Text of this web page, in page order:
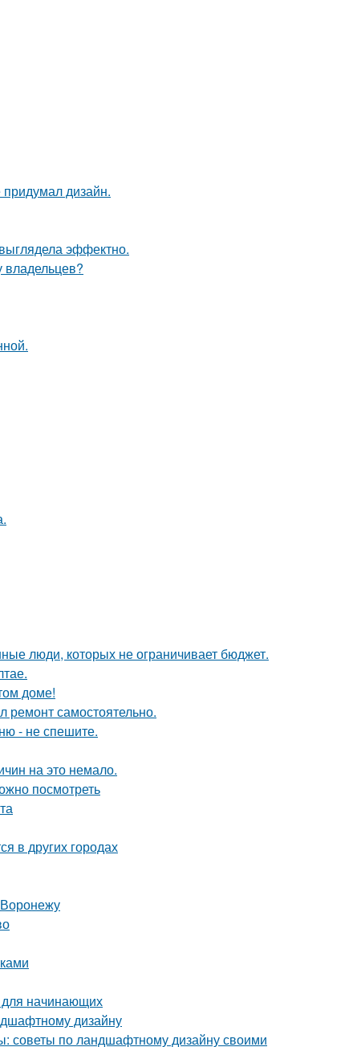
дизайн.
эффектно.
владельцев?
люди, которых не ограничивает бюджет.
доме!
ремонт самостоятельно.
- не спешите.
на это немало.
посмотреть
в других городах
для начинающих
дизайну
советы по ландшафтному дизайну своими